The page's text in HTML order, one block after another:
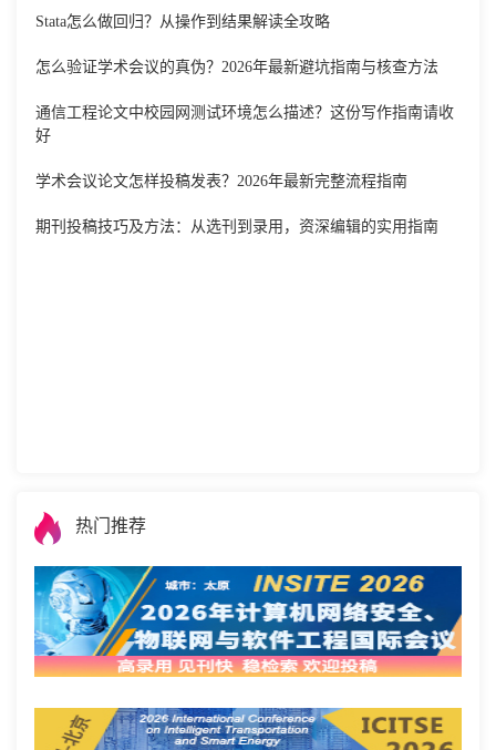
Stata怎么做回归？从操作到结果解读全攻略
怎么验证学术会议的真伪？2026年最新避坑指南与核查方法
通信工程论文中校园网测试环境怎么描述？这份写作指南请收
好
学术会议论文怎样投稿发表？2026年最新完整流程指南
期刊投稿技巧及方法：从选刊到录用，资深编辑的实用指南
热门推荐